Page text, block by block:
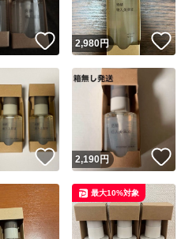
ユーザーの実績
が定めた一定の基準を満たしたユ
品者 Yahoo!フリマの基準をク
◯+ このユーザーはYahoo!フ
この商品の情報を
像の 無断転載は禁止 されています
1商品につき1回です
いいね！
2,980円
いいね！
2,190円
最大10%対象